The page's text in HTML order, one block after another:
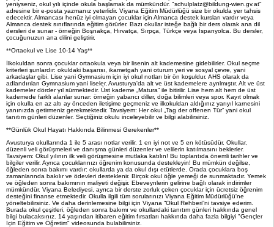
yeniyseniz, okul yılı içinde okula başlamak da mümkündür. "schulplatz@bildung-wien.gv.at"
adresine bir e-posta yazmanız yeterlidir. Viyana Eğitim Müdürlüğü size bir okulda yer tahsis
edecektir. Almancası henüz iyi olmayan çocuklar için Almanca destek kursları vardır veya
Almanca destek sınıflarında eğitim görürler. Bazı okullar isteğe bağlı bir ders olarak ana dil
dersleri de sunar - örneğin Boşnakça, Hırvatça, Sırpça, Türkçe veya İspanyolca. Bu dersler,
çocuğunuzun ana dilini geliştirir.
**Ortaokul ve Lise 10-14 Yaş**
İlkokuldan sonra çocuklar ortaokula veya bir lisenin alt kademesine gidebilirler. Okul seçme
kriterleri şunlardır: okuldaki başarısı, ikametgah yani oturum yeri ve sosyal çevre, yani
arkadaşlar gibi. Lise yani Gymnasium için iyi okul notları bir ön koşuldur. AHS olarak da
adlandırılan Gymnasium yani liseler, Avusturya'da alt ve üst kademelere ayrılmıştır. Alt ve üst
kademeler dörder yıl sürmektedir. Üst kademe „Matura“ ile bitirilir. Lise hem alt hem de üst
kademede farklı alanlar sunar: örneğin yabancı diller, doğa bilimleri veya spor. Kayıt olmak
için okulla en az altı ay önceden iletişime geçmeniz ve ilkokuldan aldığınız yarıyıl karnesini
yanınızda getirmeniz gerekmektedir. Tavsiyem: Her okul „Tag der offenen Tür“ yani okul
tanıtım günleri düzenler. Seçtiğiniz okulu inceleyebilir ve bilgi alabilirsiniz.
**Günlük Okul Hayatı Hakkında Bilinmesi Gerekenler**
Avusturya okullarında 1 ile 5 arası notlar verilir. 1 en iyi not ve 5 en kötüsüdür. Okullar,
düzenli veli görüşmeleri ve danışma günleri düzenler ve velilerin katılmasını beklerler.
Tavsiyem: Okul yılının ilk veli görüşmesine mutlaka katılın! Bu toplantıda önemli tarihler ve
bilgiler verilir. Ayrıca çocuklarınızı öğrenim konusunda destekleyin! Bu mümkün değilse,
öğleden sonra bakımı vardır: okullarda ya da okul dışı etütlerde. Orada çocuklara boş
zamanlarında bakılır ve ödevleri desteklenir. Birçok okul öğle yemeği de sunmaktadır. Yemek
ve öğleden sonra bakımının maliyeti değişir. Ebeveynlerin gelirine bağlı olarak indirimler
mümkündür. Viyana Belediyesi, ayrıca bir derste zorluk çeken çocuklar için ücretsiz öğrenim
desteğini finanse etmektedir. Okulla ilgili tüm sorularınızı Viyana Eğitim Müdürlüğü'ne
yöneltebilirsiniz. Ve daha derinlemesine bilgi için Viyana “Okul Rehberi”ni tavsiye ederim.
Burada okul çeşitleri, öğleden sonra bakımı ve okullardaki tanıtım günleri hakkında genel
bilgi bulacaksınız. 14 yaşından itibaren eğitim fırsatları hakkında daha fazla bilgiyi "Gençler
İçin Eğitim ve Öğretim" videosunda bulabilirsiniz.